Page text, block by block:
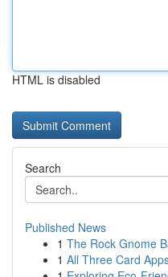
HTML is disabled
Search
Published News
1 The Rock Gnome
1 All Three Card